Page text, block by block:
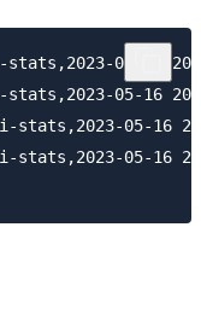
05-16
05-16
stats,2023-05-16
stats,2023-05-16